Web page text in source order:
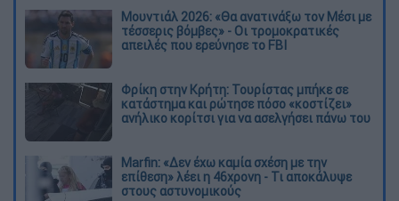
Μουντιάλ 2026: «Θα ανατινάξω τον Μέσι με
τέσσερις βόμβες» - Οι τρομοκρατικές
απειλές που ερεύνησε το FBI
Φρίκη στην Κρήτη: Τουρίστας μπήκε σε
κατάστημα και ρώτησε πόσο «κοστίζει»
ανήλικο κορίτσι για να ασελγήσει πάνω του
Marfin: «Δεν έχω καμία σχέση με την
επίθεση» λέει η 46χρονη - Τι αποκάλυψε
στους αστυνομικούς